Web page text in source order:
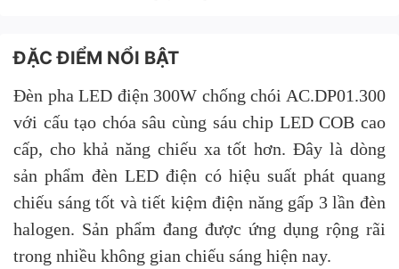
ĐẶC ĐIỂM NỔI BẬT
Đèn pha LED điện 300W chống chói AC.DP01.300
với cấu tạo chóa sâu cùng sáu chip LED COB cao
cấp, cho khả năng chiếu xa tốt hơn. Đây là dòng
sản phẩm đèn LED điện có hiệu suất phát quang
chiếu sáng tốt và tiết kiệm điện năng gấp 3 lần đèn
halogen. Sản phẩm đang được ứng dụng rộng rãi
trong nhiều không gian chiếu sáng hiện nay.